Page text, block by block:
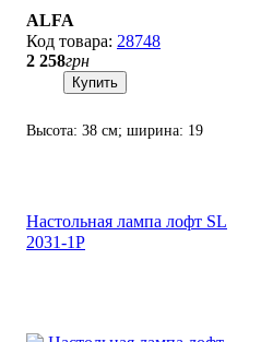
ALFA
28748
2 258грн
Купить
Высота: 38 см; ширина: 19
Настольная лампа лофт SL
2031-1P